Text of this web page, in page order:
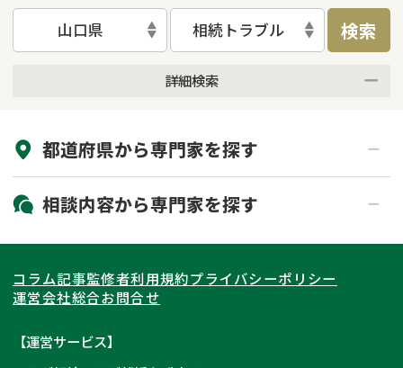
山口県 相続トラブル 検索
詳細検索
初回相談無料
土日祝の相談可能
都道府県から専門家を探す
北海道・東北
北海道 青森県
岩手県 宮城県
秋田県
関東
東京都 神奈川県
埼玉県
東海
愛知県
関西
相談内容から専門家を探す
相続登記
遺産分割
相続手続き
コラム記事監修者利用規約プライバシーポリシー
運営会社総合お問合せ
【運営サービス】